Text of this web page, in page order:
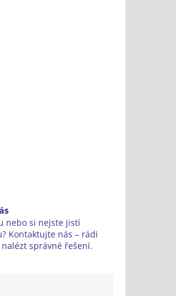
nebo si nejste jistí
Kontaktujte nás – rádi
správné řešení.